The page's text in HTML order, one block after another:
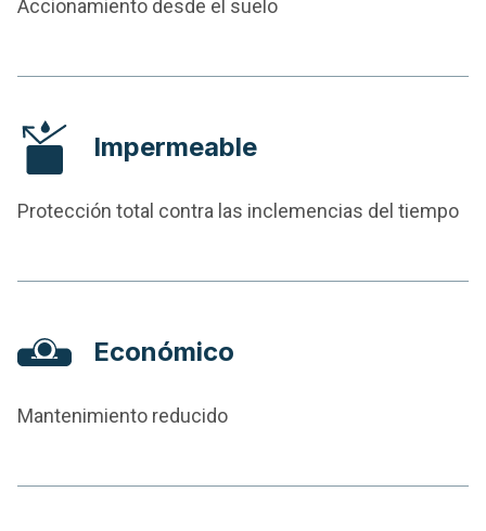
Accionamiento desde el suelo
Impermeable
Protección total contra las inclemencias del tiempo
Económico
Mantenimiento reducido